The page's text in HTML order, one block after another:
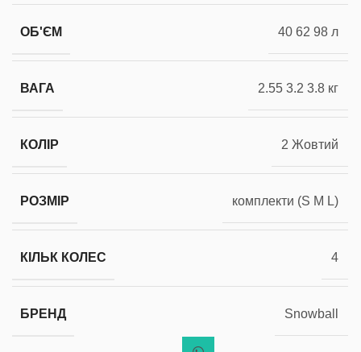
ОБ'ЄМ 40 62 98 л
ВАГА 2.55 3.2 3.8 кг
КОЛІР 2 Жовтий
РОЗМІР комплекти (S M L)
КІЛЬК КОЛЕС 4
БРЕНД Snowball